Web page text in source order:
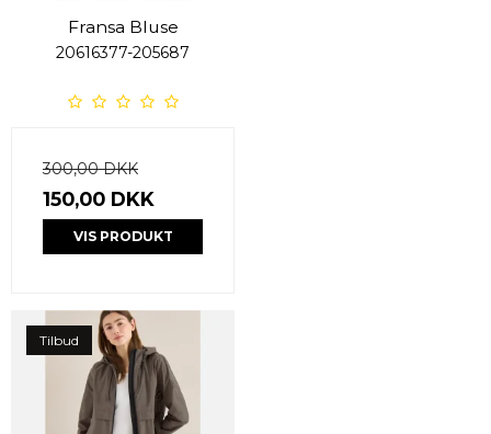
Fransa Bluse
20616377-205687
300,00 DKK
150,00 DKK
VIS PRODUKT
Tilbud